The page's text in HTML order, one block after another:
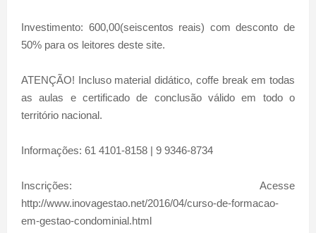
Investimento: 600,00(seiscentos reais) com desconto de
50% para os leitores deste site.
ATENÇÃO! Incluso material didático, coffe break em todas
as aulas e certificado de conclusão válido em todo o
território nacional.
Informações: 61 4101-8158 | 9 9346-8734
Inscrições: Acesse
http://www.inovagestao.net/2016/04/curso-de-formacao-
em-gestao-condominial.html